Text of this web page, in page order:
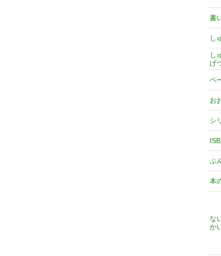
書
し
し
げ
ペ
お
シ
ぶ
本
な
か